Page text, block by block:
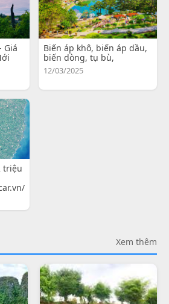
Giá
Biến áp khô, biến áp dầu,
biến dòng, tụ bù,
12/03/2025
triệu
Xem thêm